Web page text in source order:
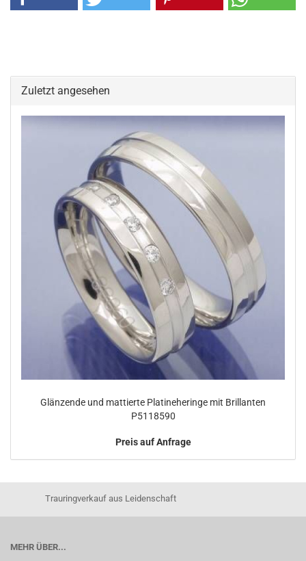
Zuletzt angesehen
Glänzende und mattierte Platineheringe mit Brillanten
P5118590
Preis auf Anfrage
Trauringverkauf aus Leidenschaft
MEHR ÜBER...